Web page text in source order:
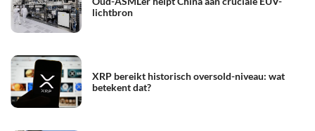
lichtbron
XRP bereikt historisch oversold-niveau: wat
betekent dat?